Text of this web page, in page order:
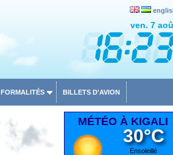
ven. 7
FORMALITÉS BILLETS D'AVION
MÉTÉO À KIGALI
30°C
Ensoleillé